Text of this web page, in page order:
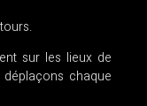
sur les lieux de
chaque